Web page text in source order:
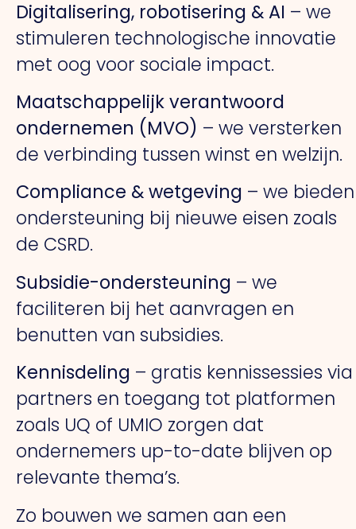
Digitalisering, robotisering & AI – we
stimuleren technologische innovatie
met oog voor sociale impact.
Maatschappelijk verantwoord
ondernemen (MVO) – we versterken
de verbinding tussen winst en welzijn.
Compliance & wetgeving – we bieden
ondersteuning bij nieuwe eisen zoals
de CSRD.
Subsidie-ondersteuning – we
faciliteren bij het aanvragen en
benutten van subsidies.
Kennisdeling – gratis kennissessies via
partners en toegang tot platformen
zoals UQ of UMIO zorgen dat
ondernemers up-to-date blijven op
relevante thema’s.
Zo bouwen we samen aan een